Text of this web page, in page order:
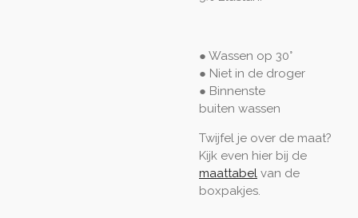
● Wassen op 30°
● Niet in de droger
● Binnenste
buiten wassen
Twijfel je over de maat?
Kijk even hier bij de
maattabel van de
boxpakjes.